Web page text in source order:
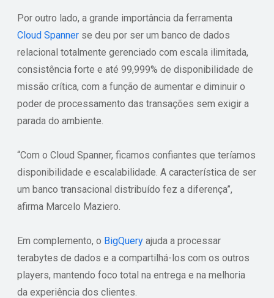
Por outro lado, a grande importância da ferramenta
Cloud Spanner se deu por ser um banco de dados
relacional totalmente gerenciado com escala ilimitada,
consistência forte e até 99,999% de disponibilidade de
missão crítica, com a função de aumentar e diminuir o
poder de processamento das transações sem exigir a
parada do ambiente.
“Com o Cloud Spanner, ficamos confiantes que teríamos
disponibilidade e escalabilidade. A característica de ser
um banco transacional distribuído fez a diferença”,
afirma Marcelo Maziero.
Em complemento, o BigQuery ajuda a processar
terabytes de dados e a compartilhá-los com os outros
players, mantendo foco total na entrega e na melhoria
da experiência dos clientes.